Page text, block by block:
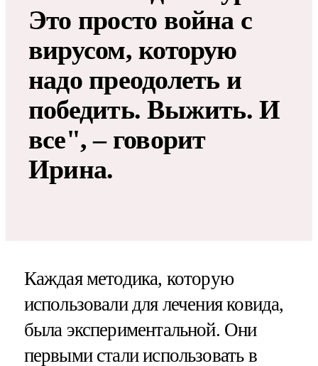
Это просто война с
вирусом, которую
надо преодолеть и
победить. Выжить. И
все", – говорит
Ирина.
Каждая методика, которую
использовали для лечения ковида,
была экспериментальной. Они
первыми стали использовать в